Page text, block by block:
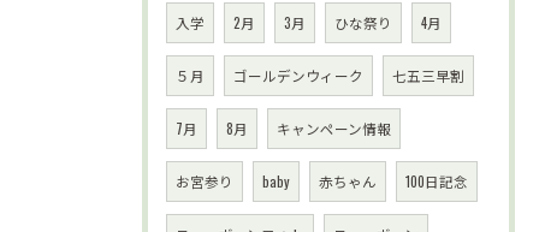
入学 2月 3月 ひな祭り 4月
５月 ゴールデンウィーク 七五三早割
7月 8月 キャンペーン情報
お宮参り baby 赤ちゃん 100日記念